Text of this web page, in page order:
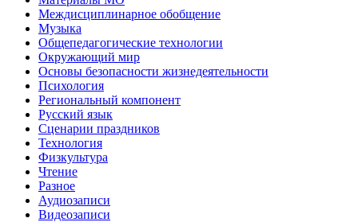
Междисциплинарное обобщение
Музыка
Общепедагогические технологии
Окружающий мир
Основы безопасности жизнедеятельности
Психология
Региональный компонент
Русский язык
Сценарии праздников
Технология
Физкультура
Чтение
Разное
Аудиозаписи
Видеозаписи